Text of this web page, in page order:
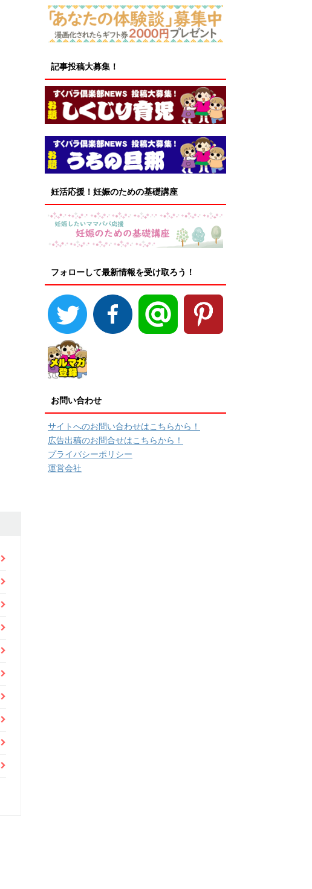
記事投稿大募集！
妊活応援！妊娠のための基礎講座
フォローして最新情報を受け取ろう！
お問い合わせ
サイトへのお問い合わせはこちらから！
広告出稿のお問合せはこちらから！
プライバシーポリシー
運営会社